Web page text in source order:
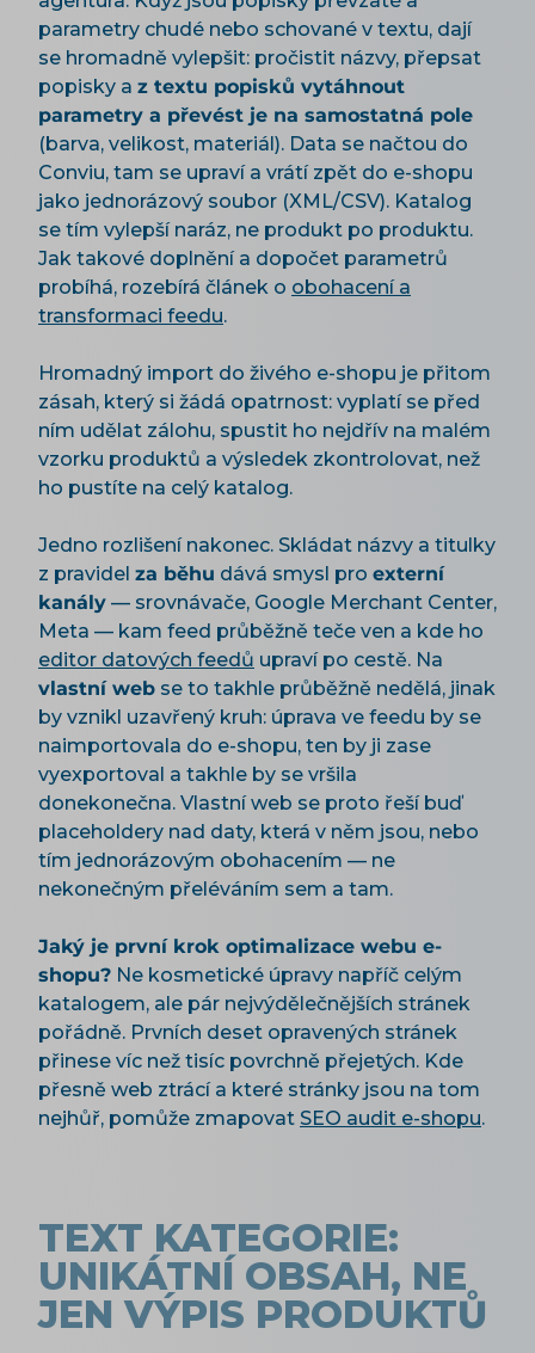
parametry chudé nebo schované v textu, dají
se hromadně vylepšit: pročistit názvy, přepsat
popisky a z textu popisků vytáhnout
parametry a převést je na samostatná pole
(barva, velikost, materiál). Data se načtou do
Conviu, tam se upraví a vrátí zpět do e-shopu
jako jednorázový soubor (XML/CSV). Katalog
se tím vylepší naráz, ne produkt po produktu.
Jak takové doplnění a dopočet parametrů
probíhá, rozebírá článek o obohacení a
transformaci feedu.
Hromadný import do živého e-shopu je přitom
zásah, který si žádá opatrnost: vyplatí se před
ním udělat zálohu, spustit ho nejdřív na malém
vzorku produktů a výsledek zkontrolovat, než
ho pustíte na celý katalog.
Jedno rozlišení nakonec. Skládat názvy a titulky
z pravidel za běhu dává smysl pro externí
kanály — srovnávače, Google Merchant Center,
Meta — kam feed průběžně teče ven a kde ho
editor datových feedů upraví po cestě. Na
vlastní web se to takhle průběžně nedělá, jinak
by vznikl uzavřený kruh: úprava ve feedu by se
naimportovala do e-shopu, ten by ji zase
vyexportoval a takhle by se vršila
donekonečna. Vlastní web se proto řeší buď
placeholdery nad daty, která v něm jsou, nebo
tím jednorázovým obohacením — ne
nekonečným přeléváním sem a tam.
Jaký je první krok optimalizace webu e-
shopu? Ne kosmetické úpravy napříč celým
katalogem, ale pár nejvýdělečnějších stránek
pořádně. Prvních deset opravených stránek
přinese víc než tisíc povrchně přejetých. Kde
přesně web ztrácí a které stránky jsou na tom
nejhůř, pomůže zmapovat SEO audit e-shopu.
TEXT KATEGORIE:
UNIKÁTNÍ OBSAH, NE
JEN VÝPIS PRODUKTŮ